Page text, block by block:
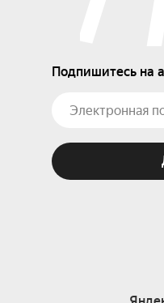
Подпишитесь на